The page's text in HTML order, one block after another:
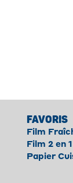
FAVORIS
Film
Film 2 en
Papier